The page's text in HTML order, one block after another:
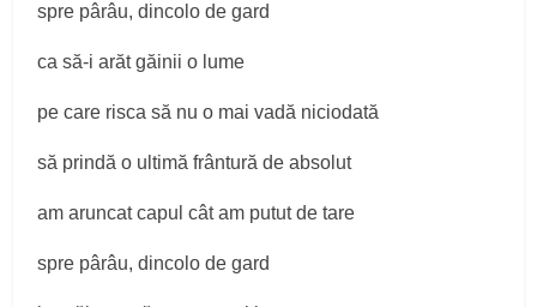
spre pârâu, dincolo de gard
ca să-i arăt găinii o lume
pe care risca să nu o mai vadă niciodată
să prindă o ultimă frântură de absolut
am aruncat capul cât am putut de tare
spre pârâu, dincolo de gard